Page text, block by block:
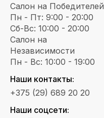
Салон на Победителей
Пн - Пт: 9:00 - 20:00
Сб-Вс: 10:00 - 20:00
Салон на
Независимости
Пн - Вс: 10:00 - 19:00
Наши контакты:
+375 (29) 689 20 20
Наши соцсети: